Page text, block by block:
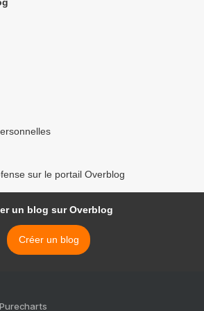
sur le portail Overblog
un blog sur Overblog
Créer un blog